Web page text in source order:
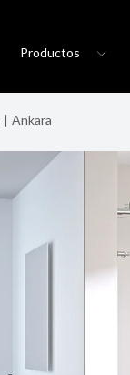
Productos
Ankara